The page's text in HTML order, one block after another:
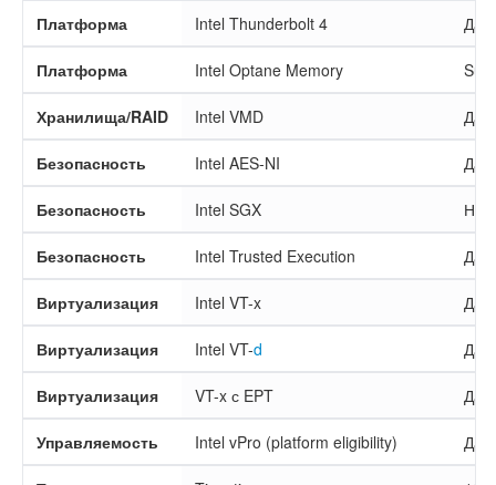
Платформа Intel Thunderbolt 4 Да
Платформа Intel Optane Memory
Хранилища/RAID Intel VMD Да
Безопасность Intel AES-NI Да
Безопасность Intel SGX Нет
Безопасность Intel Trusted Execution Да
Виртуализация Intel VT-x Да
Виртуализация Intel VT-d Да
Виртуализация VT-x с EPT Да
Управляемость Intel vPro (platform eligibility) Да